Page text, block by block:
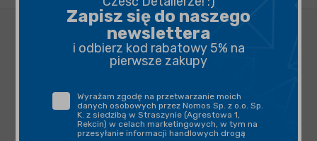
Zapisz się do naszego
newslettera
i odbierz kod rabatowy 5% na
pierwsze zakupy
Wyrażam zgodę na przetwarzanie moich
danych osobowych przez Nomos Sp. z o.o. Sp.
K. z siedzibą w Straszynie (Agrestowa 1,
Rekcin) w celach marketingowych, w tym na
przesyłanie informacji handlowych drogą